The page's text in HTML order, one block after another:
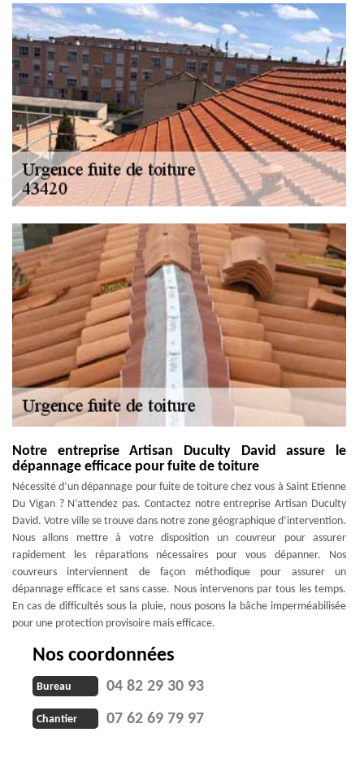
Notre entreprise Artisan Duculty David assure le
dépannage efficace pour fuite de toiture
Nécessité d’un dépannage pour fuite de toiture chez vous à Saint Etienne
Du Vigan ? N’attendez pas. Contactez notre entreprise Artisan Duculty
David. Votre ville se trouve dans notre zone géographique d’intervention.
Nous allons mettre à votre disposition un couvreur pour assurer
rapidement les réparations nécessaires pour vous dépanner. Nos
couvreurs interviennent de façon méthodique pour assurer un
dépannage efficace et sans casse. Nous intervenons par tous les temps.
En cas de difficultés sous la pluie, nous posons la bâche imperméabilisée
pour une protection provisoire mais efficace.
Nos coordonnées
Bureau 04 82 29 30 93
Chantier 07 62 69 79 97